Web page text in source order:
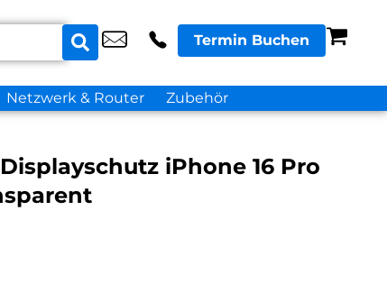
Termin Buchen
Netzwerk & Router Zubehör
iPhone 16 Pro